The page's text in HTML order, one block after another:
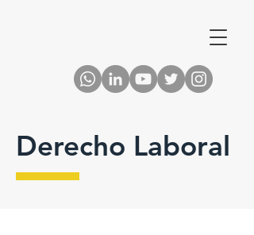
Derecho Laboral